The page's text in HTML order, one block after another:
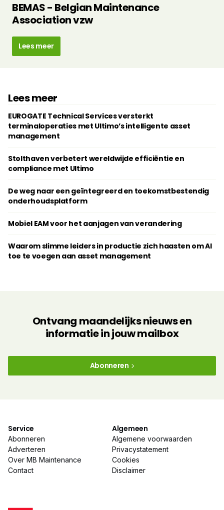
BEMAS - Belgian Maintenance
Association vzw
Lees meer
Lees meer
EUROGATE Technical Services versterkt
terminaloperaties met Ultimo’s intelligente asset
management
Stolthaven verbetert wereldwijde efficiëntie en
compliance met Ultimo
De weg naar een geïntegreerd en toekomstbestendig
onderhoudsplatform
Mobiel EAM voor het aanjagen van verandering
Waarom slimme leiders in productie zich haasten om AI
toe te voegen aan asset management
Ontvang maandelijks nieuws en
informatie in jouw mailbox
Abonneren
Service
Abonneren
Adverteren
Over MB Maintenance
Contact
Algemeen
Algemene voorwaarden
Privacystatement
Cookies
Disclaimer